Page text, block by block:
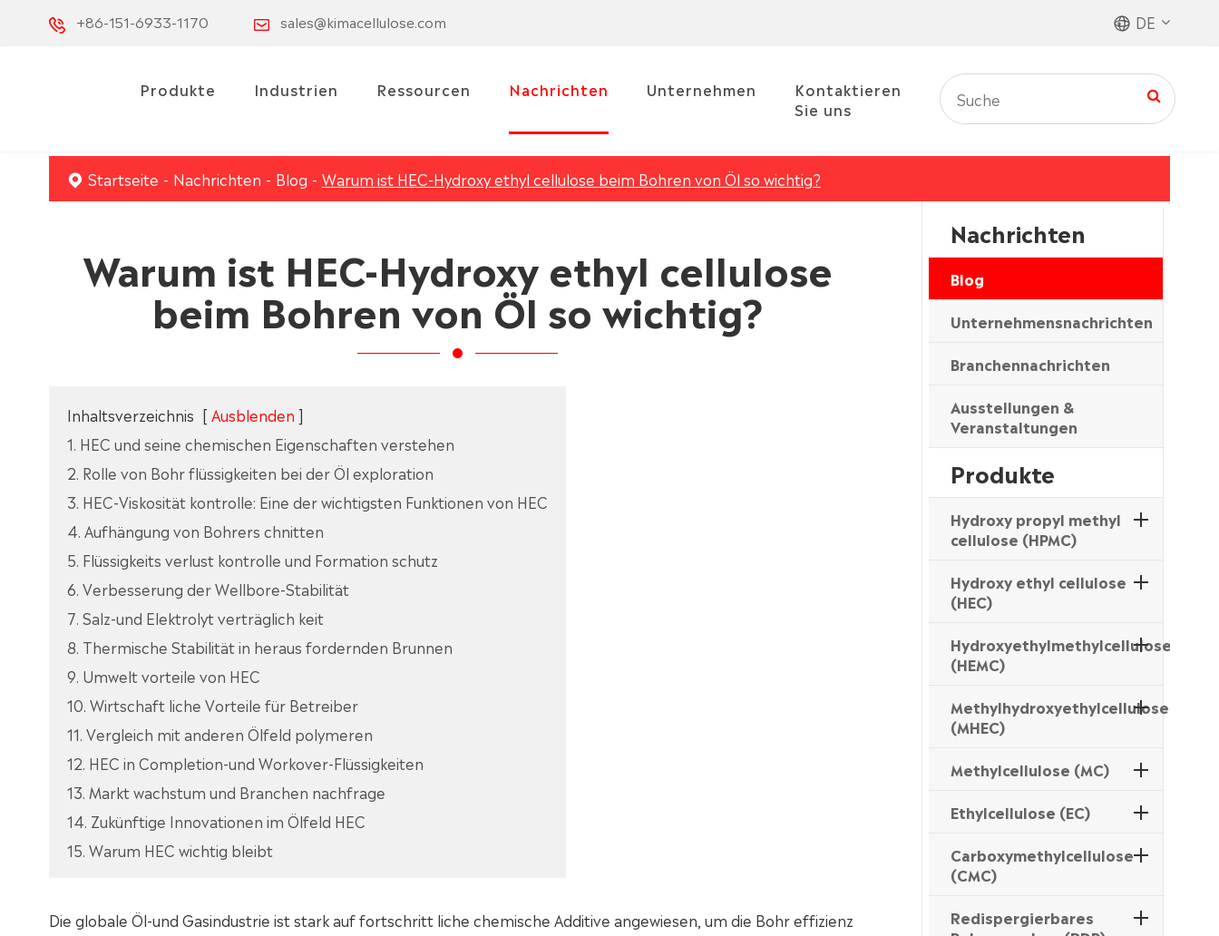
+86-151-6933-1170 sales@kimacellulose.com DE
Produkte Industrien Ressourcen Nachrichten Unternehmen
Kontaktieren
Sie uns
Startseite Nachrichten Blog Warum ist HEC-Hydroxy ethyl cellulose beim Bohren von Öl so wichtig?
Warum ist HEC-Hydroxy ethyl cellulose
beim Bohren von Öl so wichtig?
Inhaltsverzeichnis [ Ausblenden ]
1. HEC und seine chemischen Eigenschaften verstehen
2. Rolle von Bohr flüssigkeiten bei der Öl exploration
3. HEC-Viskosität kontrolle: Eine der wichtigsten Funktionen von HEC
4. Aufhängung von Bohrers chnitten
5. Flüssigkeits verlust kontrolle und Formation schutz
6. Verbesserung der Wellbore-Stabilität
7. Salz-und Elektrolyt verträglich keit
8. Thermische Stabilität in heraus fordernden Brunnen
9. Umwelt vorteile von HEC
10. Wirtschaft liche Vorteile für Betreiber
11. Vergleich mit anderen Ölfeld polymeren
12. HEC in Completion-und Workover-Flüssigkeiten
13. Markt wachstum und Branchen nachfrage
14. Zukünftige Innovationen im Ölfeld HEC
15. Warum HEC wichtig bleibt
Die globale Öl-und Gasindustrie ist stark auf fortschritt liche chemische Additive angewiesen, um die Bohr effizienz
Nachrichten
Blog
Unternehmensnachrichten
Branchennachrichten
Ausstellungen &
Veranstaltungen
Produkte
Hydroxy propyl methyl
cellulose (HPMC)
Hydroxy ethyl cellulose
(HEC)
Hydroxyethylmethylcellulose
(HEMC)
Methylhydroxyethylcellulose
(MHEC)
Methylcellulose (MC)
Ethylcellulose (EC)
Carboxymethylcellulose
(CMC)
Redispergierbares